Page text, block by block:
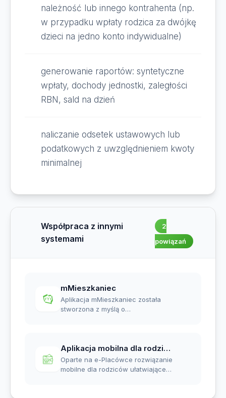
należność lub innego kontrahenta (np.
w przypadku wpłaty rodzica za dwójkę
dzieci na jedno konto indywidualne)
generowanie raportów: syntetyczne
wpłaty, dochody jednostki, zaległości
RBN, sald na dzień
naliczanie odsetek ustawowych lub
podatkowych z uwzględnieniem kwoty
minimalnej
Współpraca z innymi
systemami
2
powiązań
mMieszkaniec
Aplikacja mMieszkaniec została
stworzona z myślą o
Aplikacja mobilna dla rodziców
Oparte na e-Placówce rozwiązanie
mobilne dla rodziców ułatwiające